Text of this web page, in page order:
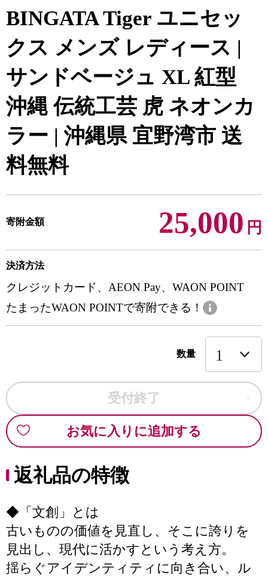
BINGATA Tiger ユニセッ
クス メンズ レディース |
サンドベージュ XL 紅型
沖縄 伝統工芸 虎 ネオンカ
ラー | 沖縄県 宜野湾市 送
料無料
寄附金額 25,000 円
決済方法
クレジットカード、AEON Pay、WAON POINT
たまったWAON POINTで寄附できる！
数量
受付終了
お気に入りに追加する
返礼品の特徴
◆「文創」とは
古いものの価値を見直し、そこに誇りを
見出し、現代に活かすという考え方。
揺らぐアイデンティティに向き合い、ル